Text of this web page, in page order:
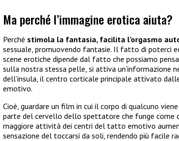
Ma perché l’immagine erotica aiuta?
Perché stimola la fantasia, facilita l’orgasmo
sessuale, promuovendo fantasie. Il fatto di poterci
scene erotiche dipende dal fatto che possiamo
sulla nostra stessa pelle, si attiva un’informazione
dell’insula, il centro corticale principale attivato
emotivo.
Cioè, guardare un film in cui il corpo di qualcuno
parte del cervello dello spettatore che funge come
maggiore attività dei centri del tatto emotivo
sensazione del toccarsi da soli, rendendo più facile